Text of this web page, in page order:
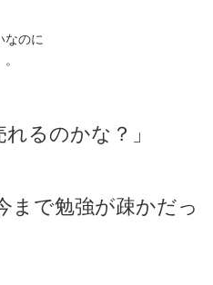
なのに
るのかな？」
まで勉強が疎かだっ